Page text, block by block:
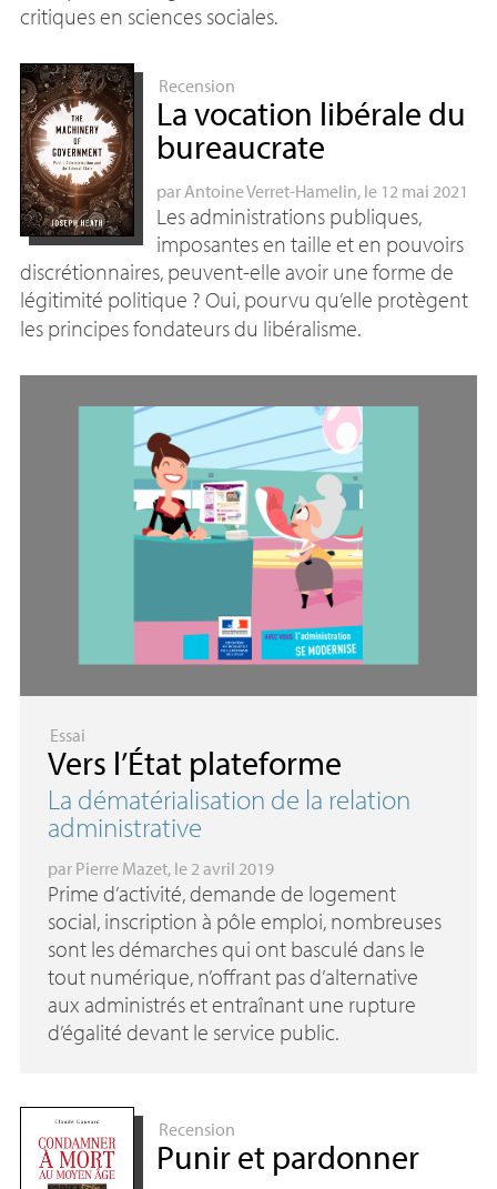
critiques en sciences sociales.
Recension
La vocation libérale du
bureaucrate
parAntoine Verret-Hamelin, le 12 mai 2021
Les administrations publiques,
imposantes en taille et en pouvoirs
discrétionnaires, peuvent-elle avoir une forme de
légitimité politique ? Oui, pourvu qu’elle protègent
les principes fondateurs du libéralisme.
Essai
Vers l’État plateforme
La dématérialisation de la relation
administrative
par Pierre Mazet, le 2 avril 2019
Prime d’activité, demande de logement
social, inscription à pôle emploi, nombreuses
sont les démarches qui ont basculé dans le
tout numérique, n’offrant pas d’alternative
aux administrés et entraînant une rupture
d’égalité devant le service public.
Recension
Punir et pardonner